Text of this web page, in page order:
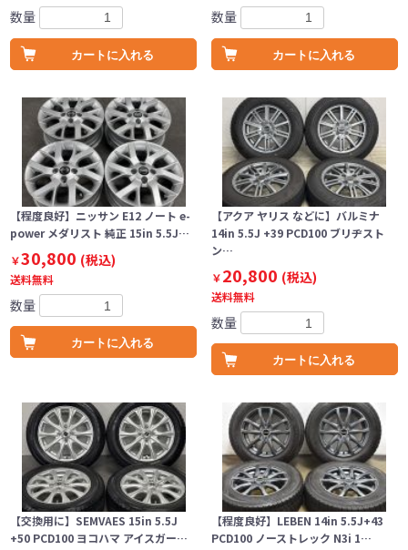
数量
カートに入れる
数量
カートに入れる
【程度良好】ニッサン E12 ノート e-
power メダリスト 純正 15in 5.5J…
￥30,800 (税込)
送料無料
数量
カートに入れる
【アクア ヤリス などに】バルミナ
14in 5.5J +39 PCD100 ブリヂスト
ン…
￥20,800 (税込)
送料無料
数量
カートに入れる
【交換用に】SEMVAES 15in 5.5J
+50 PCD100 ヨコハマ アイスガー…
【程度良好】LEBEN 14in 5.5J+43
PCD100 ノーストレック N3i 1…